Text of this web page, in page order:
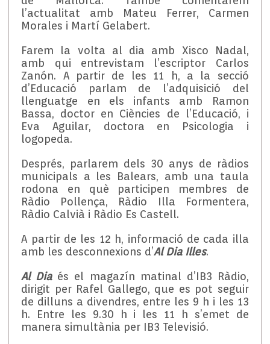
l’actualitat amb Mateu Ferrer, Carmen
Morales i Martí Gelabert.
Farem la volta al dia amb Xisco Nadal,
amb qui entrevistam l’escriptor Carlos
Zanón. A partir de les 11 h, a la secció
d’Educació parlam de l’adquisició del
llenguatge en els infants amb Ramon
Bassa, doctor en Ciències de l’Educació, i
Eva Aguilar, doctora en Psicologia i
logopeda.
Després, parlarem dels 30 anys de ràdios
municipals a les Balears, amb una taula
rodona en què participen membres de
Ràdio Pollença, Ràdio Illa Formentera,
Ràdio Calvià i Ràdio Es Castell.
A partir de les 12 h, informació de cada illa
amb les desconnexions d’Al Dia Illes.
Al Diaés el magazín matinal d’IB3 Ràdio,
dirigit per Rafel Gallego, que es pot seguir
de dilluns a divendres, entre les 9 h i les 13
h. Entre les 9.30 h i les 11 h s’emet de
manera simultània per IB3 Televisió.